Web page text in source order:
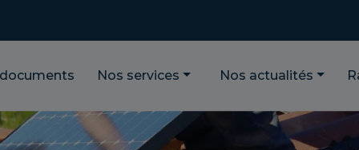
Nos services Nos actualités